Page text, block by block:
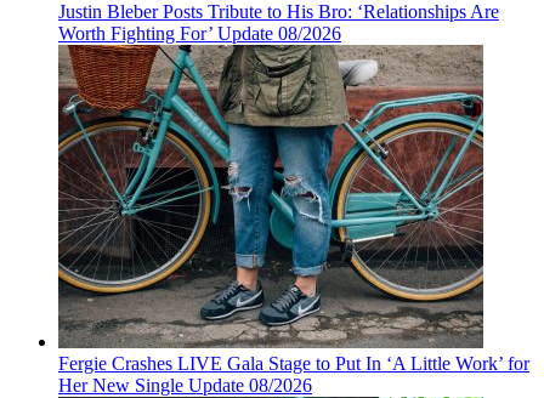
Justin Bleber Posts Tribute to His Bro: ‘Relationships Are
Worth Fighting For’ Update 08/2026
Fergie Crashes LIVE Gala Stage to Put In ‘A Little Work’ for
Her New Single Update 08/2026